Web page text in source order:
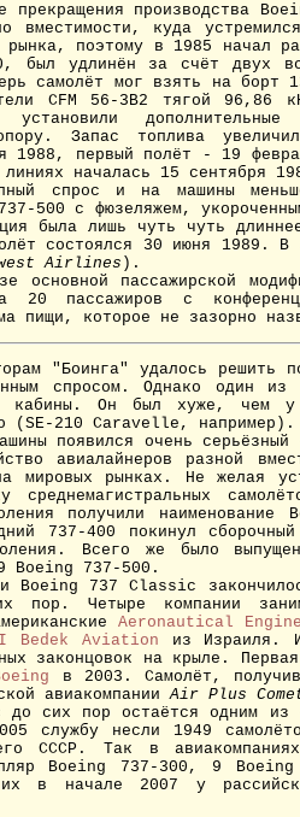
прекращения производства
вместимости, куда
рынка, поэтому в 1985 начал
был удлинён за счёт
самолёт мог взять на борт
CFM 56-3B2 тягой 96,86
опору. Запас топлива
1988, первый полёт - 19
началась 15 сентября
спрос и на машины
737-500 с фюзеляжем,
была лишь чуть чуть
состоялся 30 июня 1989. В
Airlines ).
основной пассажирской
20 пассажиров с
пищи, которое не зазорно
"Боинга" удалось решить
спросом. Однако один
кабины. Он был хуже, чем у
(SE-210 Caravelle, например).
появился очень
авиалайнеров разной
мировых рынках. Не желая
среднемагистральных
получили
737-400 покинул
Всего же было
Boeing 737-500.
Boeing 737 Classic
пор. Четыре компании
Aeronautical
Bedek Aviation из Израиля.
законцовок на крыле.
в 2003. Самолёт,
авиакомпанииAir Plus
сих пор остаётся одним из
службу несли 1949
СССР. Так в
Boeing 737-300, 9 Boeing
в начале 2007 у